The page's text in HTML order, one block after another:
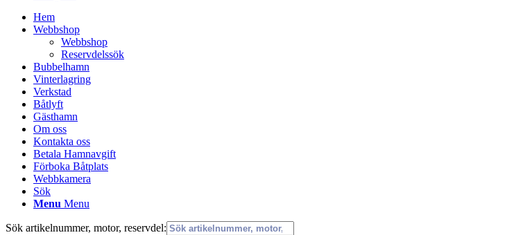
Hem
Webbshop
Webbshop
Reservdelssök
Bubbelhamn
Vinterlagring
Verkstad
Båtlyft
Gästhamn
Om oss
Kontakta oss
Betala Hamnavgift
Förboka Båtplats
Webbkamera
Sök
Menu Menu
Sök artikelnummer, motor, reservdel: